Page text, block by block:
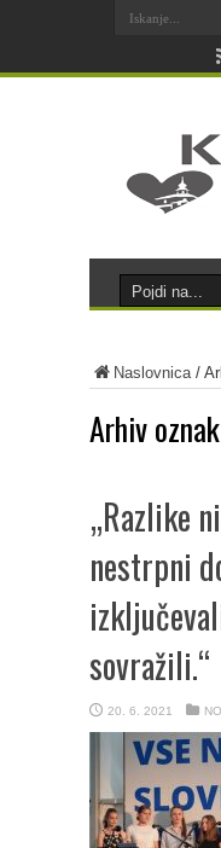
Naslovnica/
Arhiv
„Razlike
nestrpni
sovražili.“
20. 6. 2021